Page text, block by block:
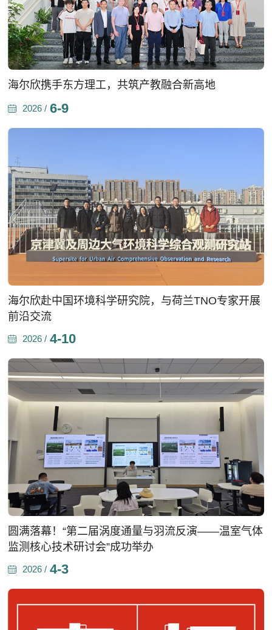
海尔欣携手东方理工，共筑产教融合新高地
2026 / 6-9
海尔欣赴中国环境科学研究院，与荷兰TNO专家开展
前沿交流
2026 / 4-10
圆满落幕！“第二届涡度通量与羽流反演——温室气体
监测核心技术研讨会”成功举办
2026 / 4-3